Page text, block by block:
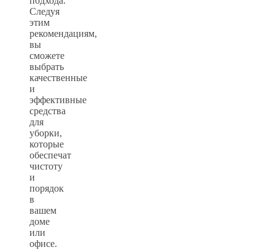
Следуя
этим
рекомендациям,
вы
сможете
выбрать
качественные
и
эффективные
средства
для
уборки,
которые
обеспечат
чистоту
и
порядок
в
вашем
доме
или
офисе.